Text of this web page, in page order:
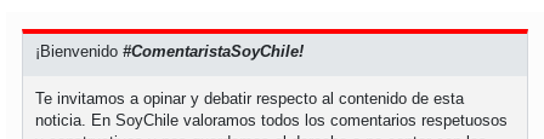
soypuertomontt
soy chiloé
¡Bienvenido#ComentaristaSoyChile!
Te invitamos a opinar y debatir respecto al contenido de esta
noticia. En SoyChile valoramos todos los comentarios respetuosos